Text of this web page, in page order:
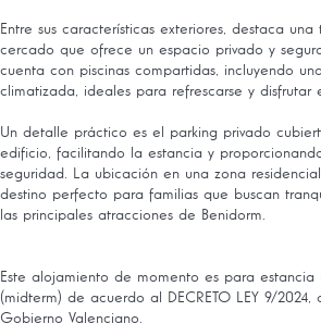
Entre sus características exteriores, destaca
cercado que ofrece un espacio privado y
cuenta con piscinas compartidas, incluyendo
climatizada, ideales para refrescarse y disfrutar
Un detalle práctico es el parking privado
edificio, facilitando la estancia y
seguridad. La ubicación en una zona
destino perfecto para familias que buscan
las principales atracciones de Benidorm.
Este alojamiento de momento es para estancia
(midterm) de acuerdo al DECRETO LEY 9/
Gobierno Valenciano.